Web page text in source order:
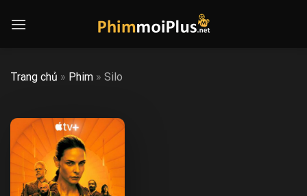
Trang chủ » Phim » Silo